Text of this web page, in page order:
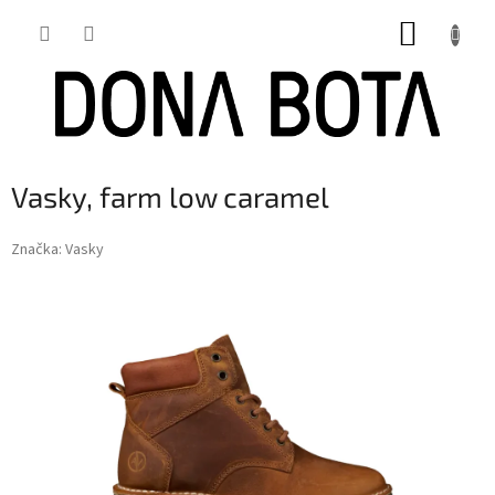
Vasky, farm low caramel
Značka: Vasky